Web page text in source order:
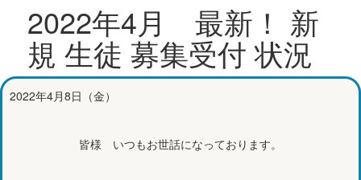
2022年4月 最新！ 新
規 生徒 募集受付 状況
2022年4月8日（金）
皆様 いつもお世話になっております。